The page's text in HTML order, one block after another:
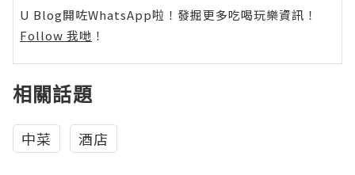
U Blog開咗WhatsApp啦！發掘更多吃喝玩樂資訊！
Follow 我哋 ！
相關話題
中菜 酒店